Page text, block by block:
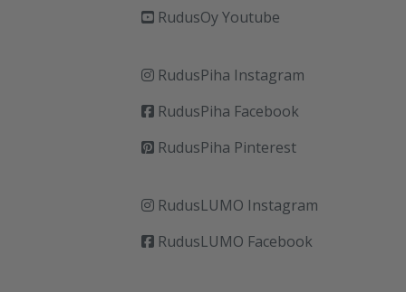
RudusOy Youtube
RudusPiha Instagram
RudusPiha Facebook
RudusPiha Pinterest
RudusLUMO Instagram
RudusLUMO Facebook